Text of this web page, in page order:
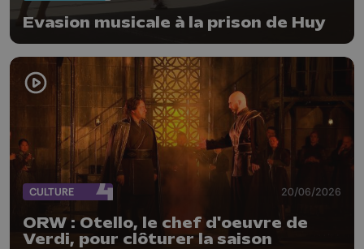
Evasion musicale à la prison de Huy
CULTURE 20/06/2026
ORW : Otello, le chef d'oeuvre de
Verdi, pour clôturer la saison